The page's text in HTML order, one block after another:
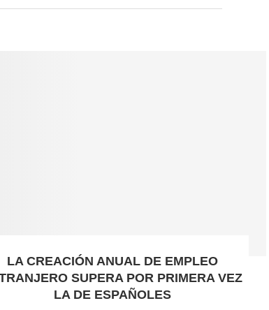
LA CREACIÓN ANUAL DE EMPLEO
SUPERA POR PRIMERA VEZ
LA DE ESPAÑOLES